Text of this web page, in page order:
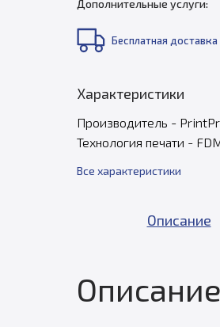
Дополнительные услуги:
Бесплатная
Характеристики
Производитель -
Технология печати -
Все характеристики
Описание
Описание